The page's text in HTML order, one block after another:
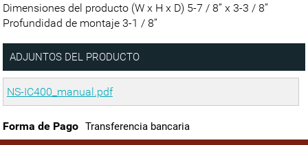
Dimensiones del producto (W x H x D) 5-7 / 8” x 3-3 / 8”
Profundidad de montaje 3-1 / 8”
ADJUNTOS DEL PRODUCTO
NS-IC400_manual.pdf
Forma de Pago Transferencia bancaria